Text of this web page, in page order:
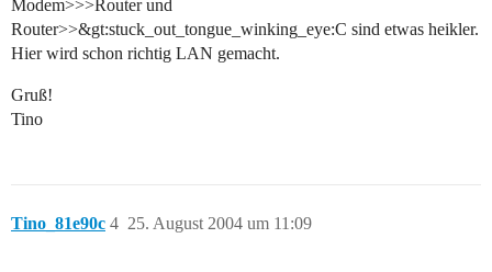
Modem>>>Router und
Router>>&gt:stuck_out_tongue_winking_eye:C sind etwas heikler.
Hier wird schon richtig LAN gemacht.
Gruß!
Tino
Tino_81e90c 25. August 2004 um 11:09
4